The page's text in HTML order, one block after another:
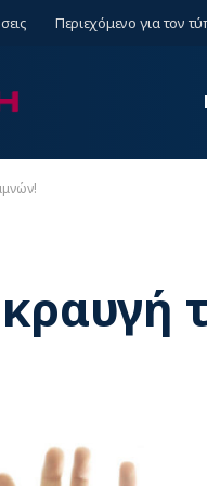
Περιεχόμενο για τον
κραυγή